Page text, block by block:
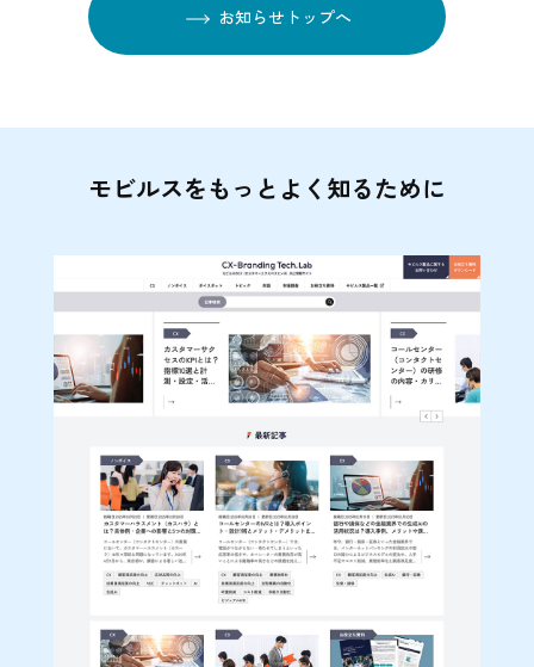
お知らせトップへ
モビルスをもっとよく知るために